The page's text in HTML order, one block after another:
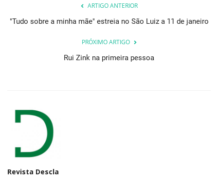
ARTIGO ANTERIOR
"Tudo sobre a minha mãe" estreia no São Luiz a 11 de janeiro
PRÓXIMO ARTIGO
Rui Zink na primeira pessoa
Revista Descla